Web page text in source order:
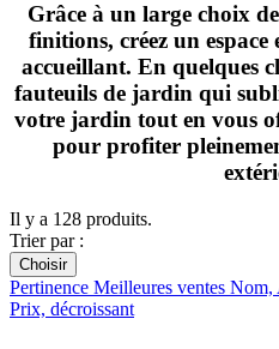
Grâce à un large choix
finitions, créez un
accueillant. En quelques
fauteuils de jardin qui
votre jardin tout en vous
pour profiter
Il y a 128 produits.
Trier par :
Choisir
Pertinence Meilleures ventes Nom,
Prix, décroissant